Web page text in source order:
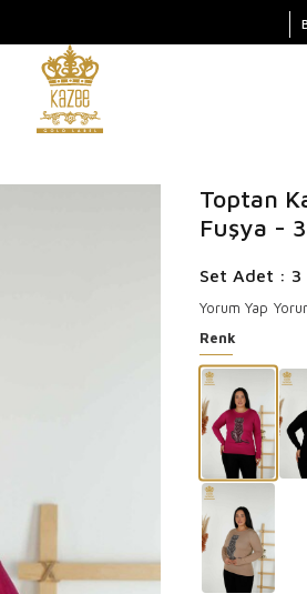
Toptan
Fuşya -
Set Adet : 3
Yorum Yap
Renk